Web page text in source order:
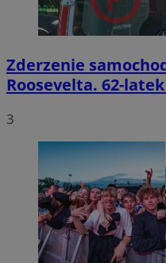
Zderzenie
Roosevelta. 62-
3